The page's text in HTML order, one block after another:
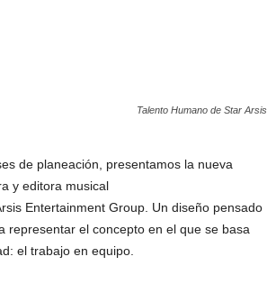
Talento Humano de Star Arsis
de planeación, presentamos la nueva
y editora musical
Entertainment Group. Un diseño pensado
representar el concepto en el que se basa
el trabajo en equipo.